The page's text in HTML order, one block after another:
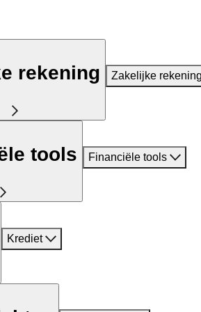
rekening Zakelijke
tools Financiële tools
Krediet